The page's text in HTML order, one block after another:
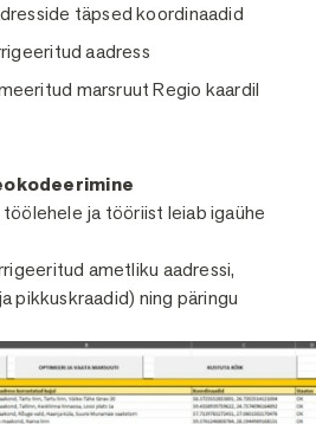
täpsed koordinaadid
aadress
marsruut Regio kaardil
töölehele ja tööriist leiab igaühe
ametliku aadressi,
pikkuskraadid) ning päringu